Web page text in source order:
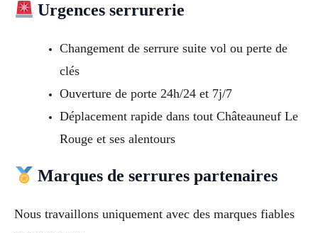
Urgences serrurerie
Changement de serrure suite vol ou perte de
clés
Ouverture de porte 24h/24 et 7j/7
Déplacement rapide dans tout Châteauneuf Le
Rouge et ses alentours
Marques de serrures partenaires
Nous travaillons uniquement avec des marques fiables